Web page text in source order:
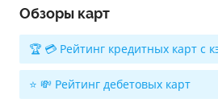
Обзоры карт
🏆 💳 Рейтинг кредитных карт с
⭐ 💸 Рейтинг дебетовых карт